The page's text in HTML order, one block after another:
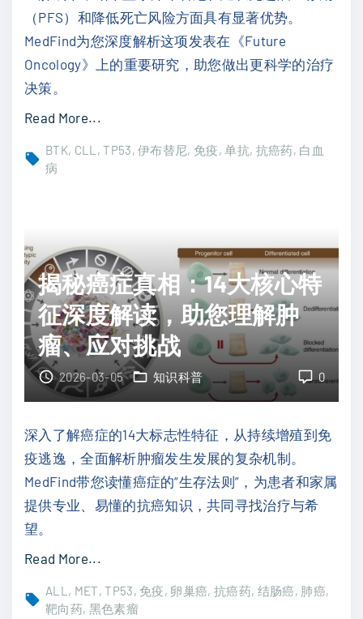
制
剂
固
定
限
疗
发
还
能
再
挑
战
吗
？
"
（PFS）和降低死亡风险方面具有显著优势。
MedFind为您深度解析这项发表在《Future
Oncology》上的重要研究，助您做出更科学的治疗
决策。
Read More..."
比
阿
可
替
尼
：
谁
是
复
发
难
C
L
L
BTK CLL TP53 伊布替尼 免疫 单抗 抗癌药 白血
病
揭秘癌症真相：14大核心特
征深度解读，助您理解肿
瘤、应对挑战
0
2026-03-05 知识科普
深入了解癌症的14大标志性特征，从持续增殖到免
疫逃逸，全面解析肿瘤发生发展的复杂机制。
MedFind带您读懂癌症的“生存法则”，为患者和家属
提供专业、易懂的抗癌知识，共同寻找治疗与希
望。
Read More..."
秘
ALL MET TP53 免疫 卵巢癌 抗癌药 结肠癌 肺癌
靶向药 黑色素瘤